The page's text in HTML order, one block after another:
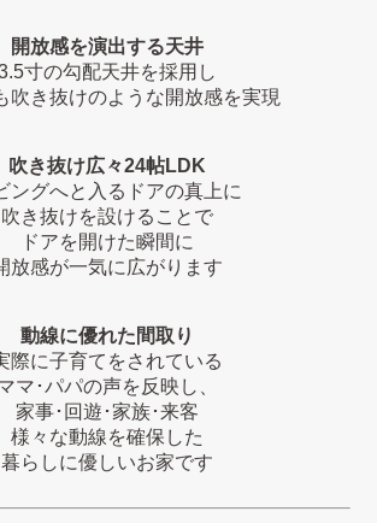
開放感を演出する天井
寸の勾配天井を採用し
吹き抜けのような開放感を実現
吹き抜け広々24帖LDK
ングへと入るドアの真上に
吹き抜けを設けることで
ドアを開けた瞬間に
放感が一気に広がります
動線に優れた間取り
際に子育てをされている
マ･パパの声を反映し、
家事･回遊･家族･来客
様々な動線を確保した
暮らしに優しいお家です